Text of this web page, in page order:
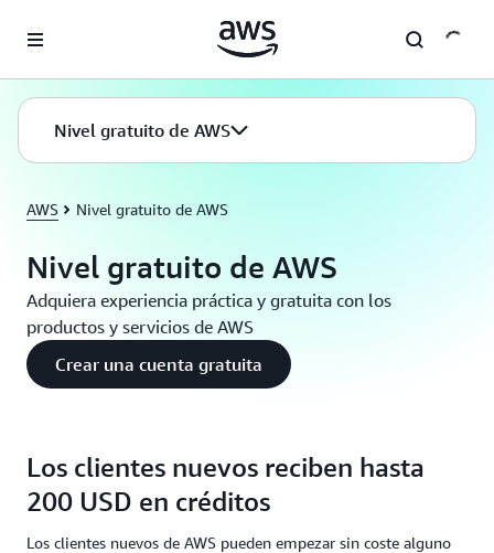
Nivel gratuito de AWS
AWS Nivel gratuito de AWS
Nivel gratuito de AWS
Adquiera experiencia práctica y gratuita con los
productos y servicios de AWS
Crear una cuenta gratuita
Los clientes nuevos reciben hasta
200 USD en créditos
Los clientes nuevos de AWS pueden empezar sin coste alguno